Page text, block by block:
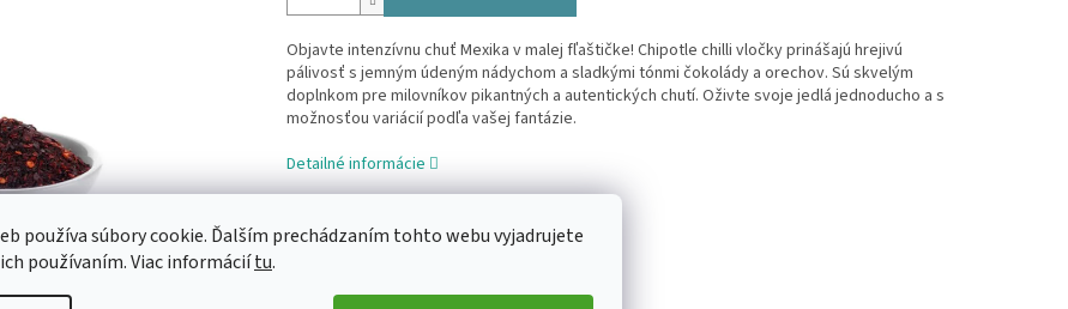
používa súbory cookie. Ďalším prechádzaním tohto webu vyjadrujete
používaním. Viac informáciítu.
Objavte intenzívnu chuť Mexika v malej fľaštičke! Chipotle chilli vločky prinášajú hrejivú
pálivosť s jemným údeným nádychom a sladkými tónmi čokolády a orechov. Sú skvelým
doplnkom pre milovníkov pikantných a autentických chutí. Oživte svoje jedlá jednoducho a s
možnosťou variácií podľa vašej fantázie.
Detailné informácie